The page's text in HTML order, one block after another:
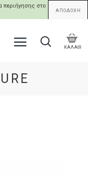
περιήγησης στο site μας,
ΑΠΟΔΟΧΗ
ΚΑΛΑΘΙ